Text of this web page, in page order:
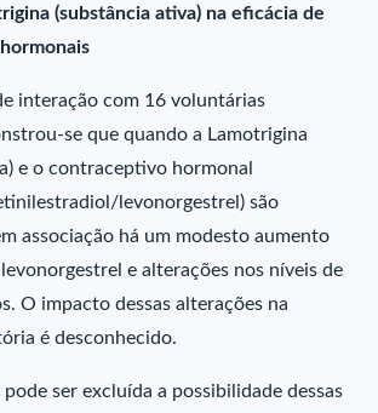
(substância ativa) na eficácia de
interação com 16 voluntárias
se que quando a Lamotrigina
e o contraceptivo hormonal
levonorgestrel) são
associação há um modesto aumento
e alterações nos níveis de
O impacto dessas alterações na
é desconhecido.
ser excluída a possibilidade dessas